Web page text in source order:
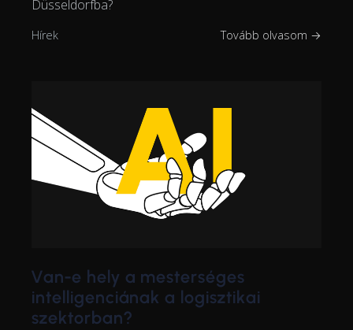
Düsseldorfba?
Hírek Tovább olvasom →
Van-e hely a mesterséges
intelligenciának a logisztikai
szektorban?